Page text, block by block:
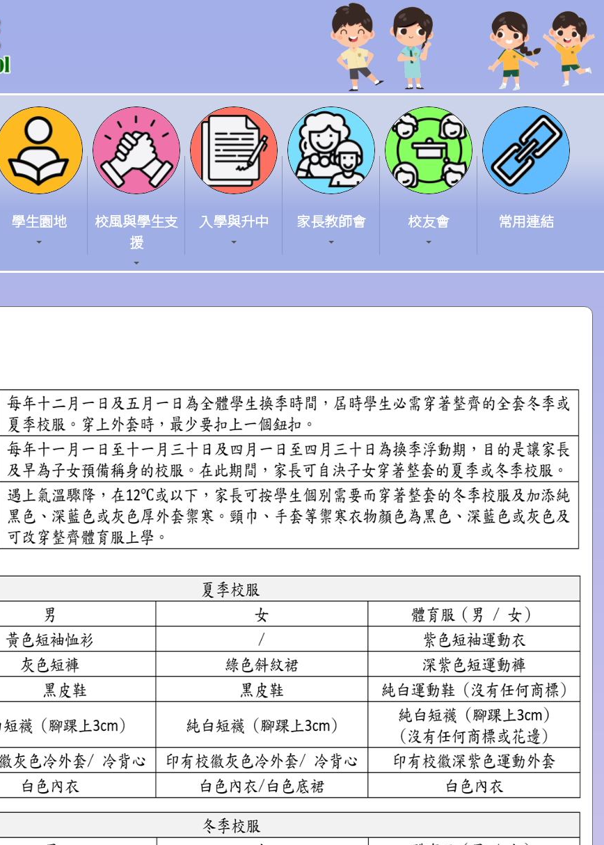
學生園地
校風與學生支
援
入學與升中 家長教師會 校友會 常用連結
太子 店( 電話： 2749 9932)：
G/F,40 Cheung Sha Wan Road, Prince Edward, Kowloon
電話：
九龍觀塘順安邨安群樓順安商場 101-103 號舖
Shop 114,1/F,On Kay Commercial Centre,20 Chun Wah Road, Ngau Tau Ko